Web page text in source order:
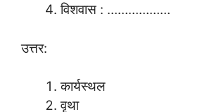
विशवास : ………………
उत्तर:
कार्यस्थल
वृथा